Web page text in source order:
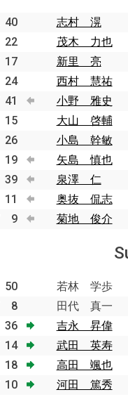
40 志村 滉
22 茂木 力也
17 新里 亮
24 西村 慧祐
41 小野 雅史
15 大山 啓輔
26 小島 幹敏
19 矢島 慎也
39 泉澤 仁
11 奥抜 侃志
9 菊地 俊介
50
若林 学歩
8
田代 真一
36 吉永 昇偉
14 武田 英寿
18 高田 颯也
10 河田 篤秀